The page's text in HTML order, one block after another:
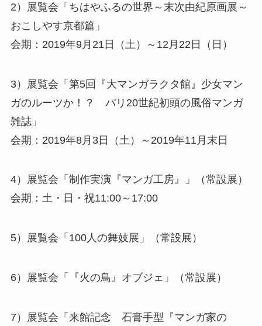
2）展覧会「ちはやふるの世界～末次由紀原画展～
おこしやす京都篇」
会期：2019年9月21日（土）～12月22日（日）
3）展覧会「第5回『大マンガラクタ館』少女マン
ガのルーツか！？ パリ20世紀初頭の風俗マンガ
雑誌」
会期：2019年8月3日（土）～2019年11月末日
4）展覧会「制作実演『マンガ工房』」（常設展）
会期：土・日・祝11:00～17:00
5）展覧会「100人の舞妓展」（常設展）
6）展覧会「『火の鳥』オブジェ」（常設展）
7）展覧会「来館記念 石膏手型『マンガ家の